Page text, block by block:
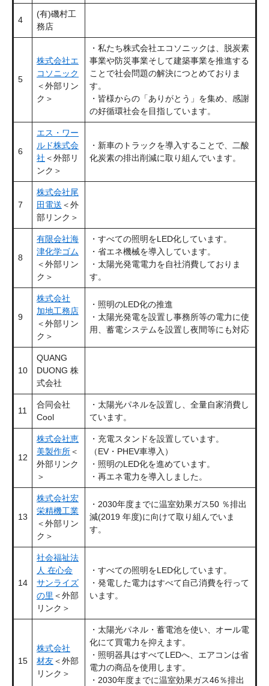
4
(有)磯村工
務店
5
株式会社エ
コソニック
＜外部リン
ク＞
・私たち株式会社エコソニックは、脱炭素
事業や防災事業そして建築事業を推進する
ことで社会問題の解決につとめておりま
す。
・皆様からの「ありがとう」を集め、感謝
の好循環社会を目指しています。
6
エス・ワー
ルド株式会
社 ＜外部リ
ンク＞
・新車のトラックを導入することで、二酸
化炭素の排出削減に取り組んでいます。
7
株式会社尾
田電送 ＜外
部リンク＞
8
有限会社海
津化学ゴム
＜外部リン
ク＞
・すべての照明をLED化しています。
・省エネ機械を導入しています。
・太陽光発電電力を自社消費しておりま
す。
9
株式会社
加地工務店
＜外部リン
ク＞
・照明のLED化の推進
・太陽光発電を設置し事務所等の電力に使
用、蓄電システムを設置し夜間等にも対応
10
QUANG
DUONG 株
式会社
11
合同会社
Cool
・太陽光パネルを設置し、全量自家消費し
ています。
12
株式会社恵
美製作所＜
外部リンク
＞
・充電スタンドを設置しています。
（EV・PHEV車導入）
・照明のLED化を進めています。
・再エネ電力を導入しました。
13
株式会社宏
栄精機工業
＜外部リン
ク＞
・2030年度までに温室効果ガス50 ％排出
減(2019 年度)に向けて取り組んでいま
す。
14
社会福祉法
人 在心会
サンライズ
の里 ＜外部
リンク＞
・すべての照明をLED化しています。
・発電した電力はすべて自己消費を行って
います。
15
株式会社
材友＜外部
リンク＞
・太陽光パネル・蓄電池を使い、オール電
化にて買電力を抑えます。
・照明器具はすべてLEDへ、エアコンは省
電力の商品を使用します。
・2030年度までに温室効果ガス46％排出